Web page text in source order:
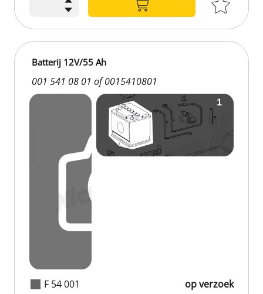
F 54 001
Batterij 12V/55 Ah
001 541 08 01 of 0015410801
op verzoek